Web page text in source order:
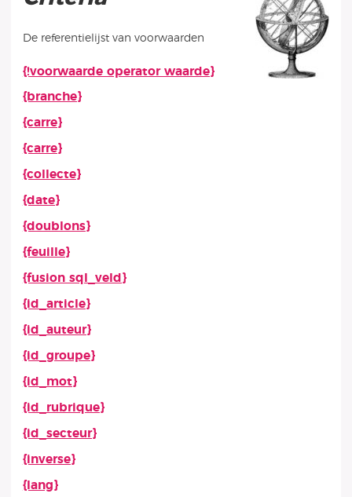
De referentielijst van voorwaarden
Artikelen in deze rubriek
{!voorwaarde operator waarde}
{branche}
{carre}
{carre}
{collecte}
{date}
{doublons}
{feuille}
{fusion sql_veld}
{id_article}
{id_auteur}
{id_groupe}
{id_mot}
{id_rubrique}
{id_secteur}
{inverse}
{lang}